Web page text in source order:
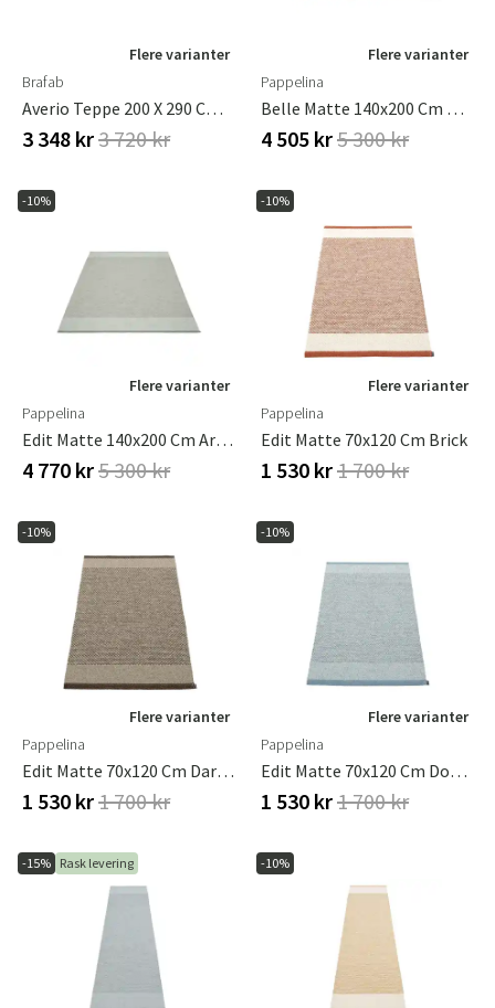
Flere varianter
Brafab
Averio Teppe 200 X 290 Cm Sand Brafab
3 348 kr3 720 kr
Flere varianter
Pappelina
Belle Matte 140x200 Cm Black
4 505 kr5 300 kr
-10%
Flere varianter
Pappelina
Edit Matte 140x200 Cm Army
4 770 kr5 300 kr
-10%
Flere varianter
Pappelina
Edit Matte 70x120 Cm Brick
1 530 kr1 700 kr
-10%
Flere varianter
Pappelina
Edit Matte 70x120 Cm Dark Brown
1 530 kr1 700 kr
-10%
Flere varianter
Pappelina
Edit Matte 70x120 Cm Dove Blue
1 530 kr1 700 kr
-15% Rask levering -10%